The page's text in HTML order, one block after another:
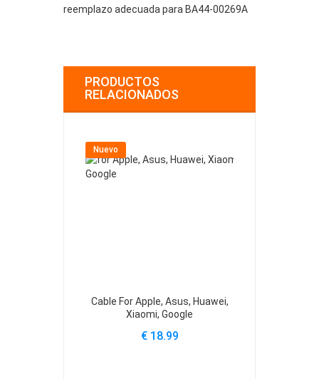
reemplazo adecuada para BA44-00269A
PRODUCTOS
RELACIONADOS
Nuevo
Cable For Apple, Asus, Huawei,
Xiaomi, Google
€ 18.99